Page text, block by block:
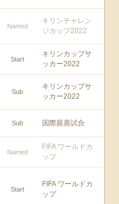
Named
キリンチャレン
ジカップ2022
Start
キリンカップサ
ッカー2022
Sub
キリンカップサ
ッカー2022
Sub 国際親善試合
Named
FIFA ワールドカ
ップ
Start
FIFA ワールドカ
ップ